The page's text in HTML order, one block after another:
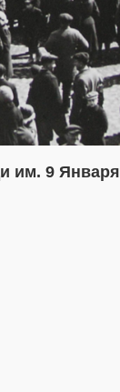
им. 9 Января